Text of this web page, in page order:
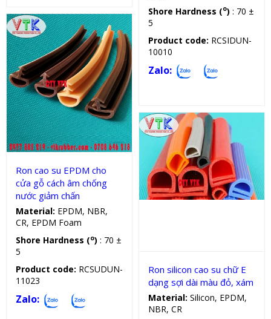
Shore Hardness (o) : 70 ±
5
Product code: RCSIDUN-
10010
Zalo:
Gioăng cao su cửa
Ron cao su EPDM cho
cửa gỗ cách âm chống
nước giảm chấn
Material: EPDM, NBR,
CR, EPDM Foam
Shore Hardness (o) : 70 ±
5
Product code: RCSUDUN-
11023
Zalo:
Ron silicon cao su chữ E
dạng sợi dài màu đỏ, xám
Material: Silicon, EPDM,
NBR, CR